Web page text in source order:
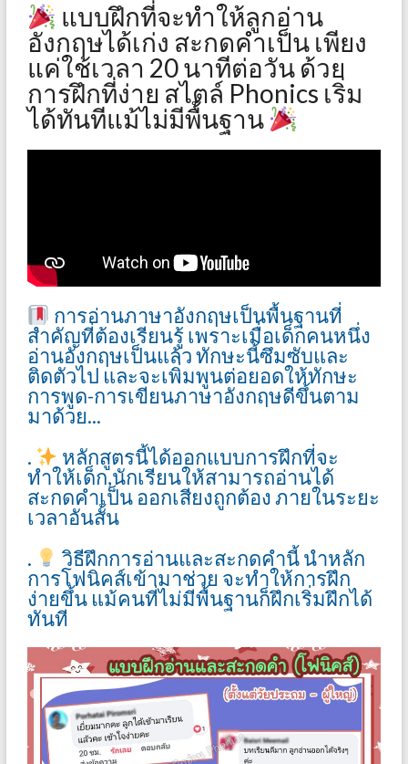
แบบฝึกที่จะทำให้ลูกอ่าน
อังกฤษได้เก่ง สะกดคำเป็น เพียง
แค่ใช้เวลา 20 นาทีต่อวัน ด้วย
การฝึกที่ง่าย สไตล์ Phonics เริ่ม
ได้ทันทีแม้ไม่มีพื้นฐาน
การอ่านภาษาอังกฤษเป็นพื้นฐานที่
สำคัญที่ต้องเรียนรู้ เพราะเมื่อเด็กคนหนึ่ง
อ่านอังกฤษเป็นแล้ว ทักษะนี้ซึมซับและ
ติดตัวไป และจะเพิ่มพูนต่อยอดให้ทักษะ
การพูด-การเขียนภาษาอังกฤษดีขึ้นตาม
มาด้วย...
.
หลักสูตรนี้ได้ออกแบบการฝึกที่จะ
ทำให้เด็ก,นักเรียนให้สามารถอ่านได้
สะกดคำเป็น ออกเสียงถูกต้อง ภายในระยะ
เวลาอันสั้น
.
วิธีฝึกการอ่านและสะกดคำนี้ นำหลัก
การโฟนิคส์เข้ามาช่วย จะทำให้การฝึก
ง่ายขึ้น แม้คนที่ไม่มีพื้นฐานก็ฝึกเริ่มฝึกได้
ทันที